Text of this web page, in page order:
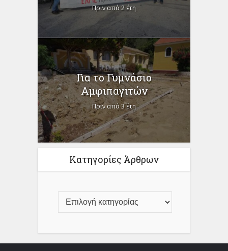
Πριν από 2 έτη
Για το Γυμνάσιο
Αμφιπαγιτών
Πριν από 3 έτη
Κατηγορίες Άρθρων